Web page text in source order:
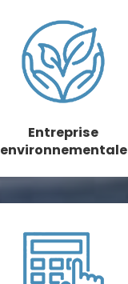
Entreprise
environnementale